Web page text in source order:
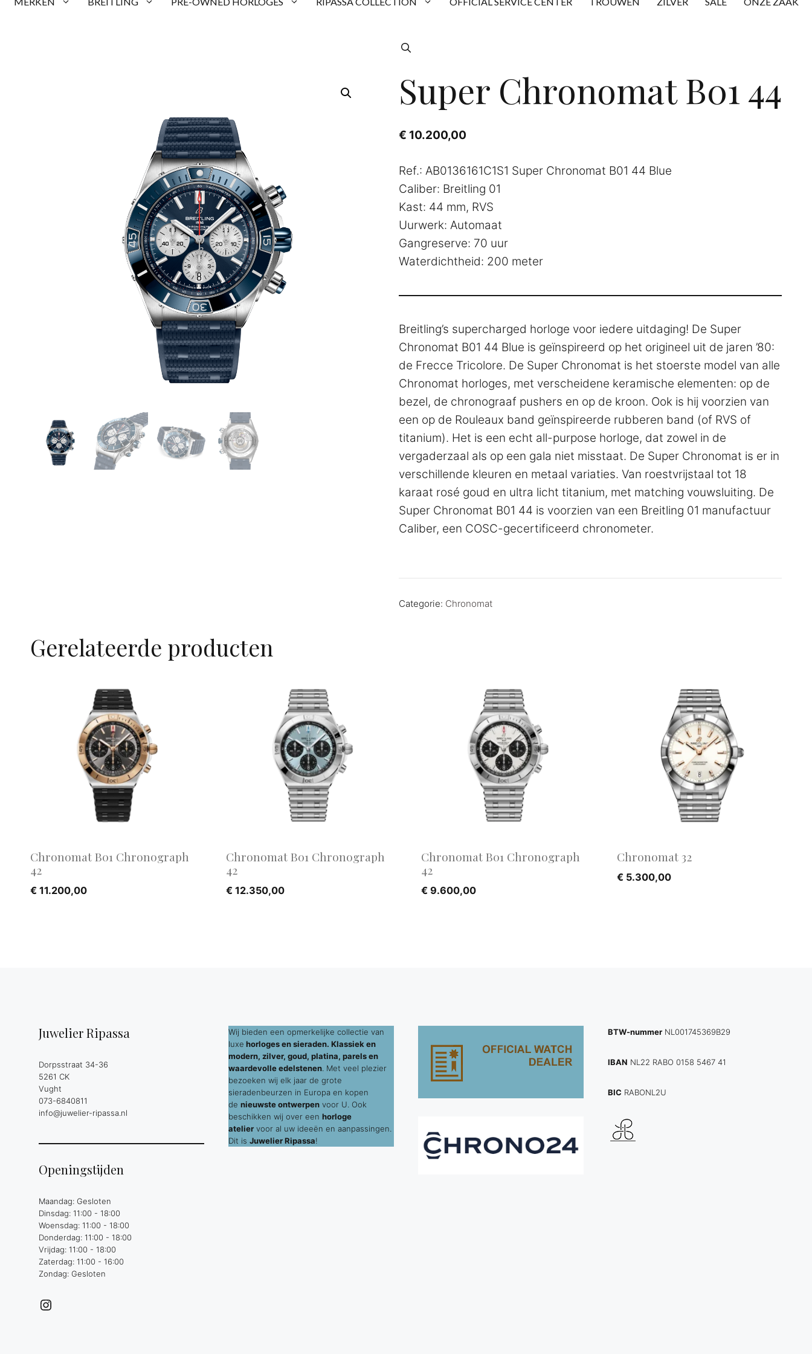
Super Chronomat B01 44
€ 10.200,00
Ref.: AB0136161C1S1 Super Chronomat B01 44 Blue
Caliber: Breitling 01
Kast: 44 mm, RVS
Uurwerk: Automaat
Gangreserve: 70 uur
Waterdichtheid: 200 meter
Breitling’s supercharged horloge voor iedere uitdaging! De Super
Chronomat B01 44 Blue is geïnspireerd op het origineel uit de jaren ’80:
de Frecce Tricolore. De Super Chronomat is het stoerste model van alle
Chronomat horloges, met verscheidene keramische elementen: op de
bezel, de chronograaf pushers en op de kroon. Ook is hij voorzien van
een op de Rouleaux band geïnspireerde rubberen band (of RVS of
titanium). Het is een echt all-purpose horloge, dat zowel in de
vergaderzaal als op een gala niet misstaat. De Super Chronomat is er in
verschillende kleuren en metaal variaties. Van roestvrijstaal tot 18
karaat rosé goud en ultra licht titanium, met matching vouwsluiting. De
Super Chronomat B01 44 is voorzien van een Breitling 01 manufactuur
Caliber, een COSC-gecertificeerd chronometer.
Categorie: Chronomat
Gerelateerde producten
Chronomat B01 Chronograph
42
€ 11.200,00
Chronomat B01 Chronograph
42
€ 12.350,00
Chronomat B01 Chronograph
42
€ 9.600,00
Chronomat 32
€ 5.300,00
Juwelier Ripassa
Dorpsstraat 34-36
5261 CK
Vught
073-6840811
info@juwelier-ripassa.nl
Openingstijden
Maandag: Gesloten
Dinsdag: 11:00 - 18:00
Woensdag: 11:00 - 18:00
Donderdag: 11:00 - 18:00
Vrijdag: 11:00 - 18:00
Zaterdag: 11:00 - 16:00
Zondag: Gesloten
Instagram
Wij bieden een opmerkelijke collectie van
luxe horloges en sieraden. Klassiek en
modern, zilver, goud, platina, parels en
waardevolle edelstenen . Met veel plezier
bezoeken wij elk jaar de grote
sieradenbeurzen in Europa en kopen
de nieuwste ontwerpen voor U. Ook
beschikken wij over een horloge
atelier voor al uw ideeën en aanpassingen.
Dit is Juwelier Ripassa!
BTW-nummer NL001745369B29
IBAN NL22 RABO 0158 5467 41
BIC RABONL2U